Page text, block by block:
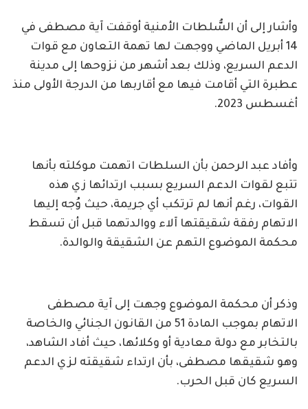
وأشار إلى أن السُّلطات الأمنية أوقفت آية مصطفى في
14 أبريل الماضي ووجهت لها تهمة التعاون مع قوات
الدعم السريع، وذلك بعد أشهر من نزوحها إلى مدينة
عطبرة التي أقامت فيها مع أقاربها من الدرجة الأولى منذ
أغسطس 2023.
وأفاد عبد الرحمن بأن السلطات اتهمت موكلته بأنها
تتبع لقوات الدعم السريع بسبب ارتدائها زي هذه
القوات، رغم أنها لم ترتكب أي جريمة، حيث وُجه إليها
الاتهام رفقة شقيقتها آلاء ووالدتهما قبل أن تسقط
محكمة الموضوع التهم عن الشقيقة والوالدة.
وذكر أن محكمة الموضوع وجهت إلى آية مصطفى
الاتهام بموجب المادة 51 من القانون الجنائي والخاصة
بالتخابر مع دولة معادية أو وكلائها، حيث أفاد الشاهد،
وهو شقيقها مصطفى، بأن ارتداء شقيقته لزي الدعم
السريع كان قبل الحرب.